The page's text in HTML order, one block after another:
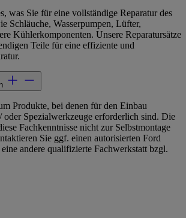
was Sie für eine vollständige Reparatur des
Schläuche, Wasserpumpen, Lüfter,
Kühlerkomponenten. Unsere Reparatursätze
Teile für eine effiziente und
Produkte, bei denen für den Einbau
oder Spezialwerkzeuge erforderlich sind. Die
Fachkenntnisse nicht zur Selbstmontage
Sie ggf. einen autorisierten Ford
andere qualifizierte Fachwerkstatt bzgl.